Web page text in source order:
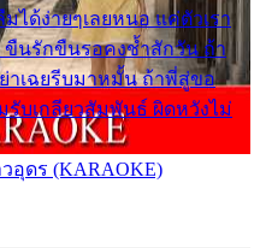
ได้ง่ายๆเลยหนอ แค่ตัวเรา
นรักขืนรอคงช้ำสักวัน ถ้า
าเฉยรีบมาหมั้น ถ้าพี่สู่ขอ
รับเกลียวสัมพันธ์ ผิดหวังไม่
อุดร (KARAOKE)